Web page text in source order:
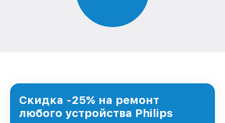
Скидка -25% на ремонт
любого устройства Philips